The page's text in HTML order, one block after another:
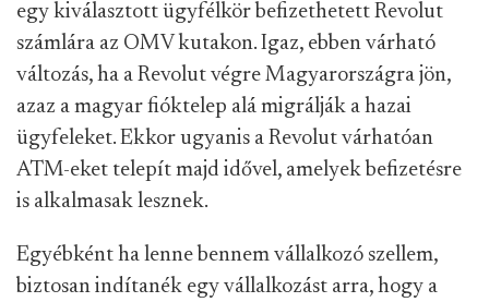
egy kiválasztott ügyfélkör befizethetett Revolut
számlára az OMV kutakon. Igaz, ebben várható
változás, ha a Revolut végre Magyarországra jön,
azaz a magyar fióktelep alá migrálják a hazai
ügyfeleket. Ekkor ugyanis a Revolut várhatóan
ATM-eket telepít majd idővel, amelyek befizetésre
is alkalmasak lesznek.
Egyébként ha lenne bennem vállalkozó szellem,
biztosan indítanék egy vállalkozást arra, hogy a